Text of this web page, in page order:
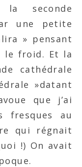
seconde
une petite
» pensant
le froid. Et la
cathédrale
»datant
que j’ai
fresques au
qui régnait
!) On avait